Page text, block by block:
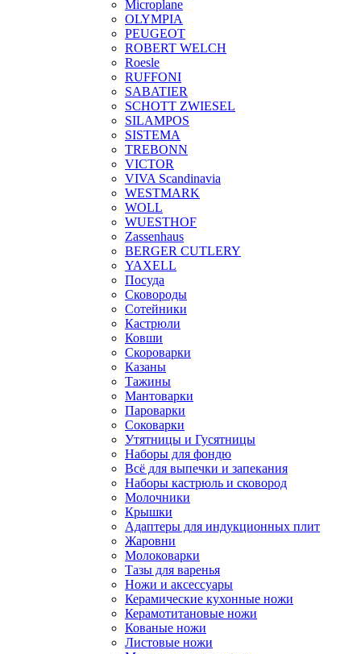
Microplane
OLYMPIA
PEUGEOT
ROBERT WELCH
Roesle
RUFFONI
SABATIER
SCHOTT ZWIESEL
SILAMPOS
SISTEMA
TREBONN
VICTOR
VIVA Scandinavia
WESTMARK
WOLL
WUESTHOF
Zassenhaus
BERGER CUTLERY
YAXELL
Посуда
Сковороды
Сотейники
Кастрюли
Ковши
Скороварки
Казаны
Тажины
Мантоварки
Пароварки
Соковарки
Утятницы и Гусятницы
Наборы для фондю
Всё для выпечки и запекания
Наборы кастрюль и сковород
Молочники
Крышки
Адаптеры для индукционных плит
Жаровни
Молоковарки
Тазы для варенья
Ножи и аксессуары
Керамические кухонные ножи
Керамотитановые ножи
Кованые ножи
Листовые ножи